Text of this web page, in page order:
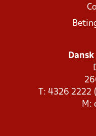
T: 4326
M: